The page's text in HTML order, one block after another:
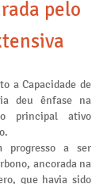
pelo
a Capacidade de
deu ênfase na
principal ativo
progresso a ser
ancorada na
que havia sido